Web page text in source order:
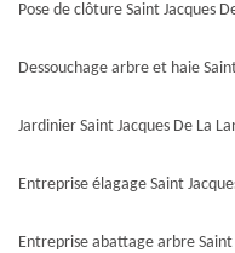
Pose de clôture Saint Jacques
Dessouchage arbre et haie
Jardinier Saint Jacques De La
Entreprise élagage Saint
Entreprise abattage arbre Saint